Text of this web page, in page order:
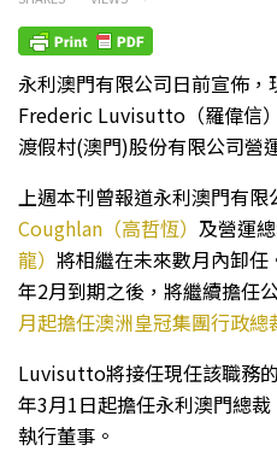
永利澳門有限公司日前宣佈
Frederic Luvisutto（羅偉信
渡假村(澳門)股份有限公司營
上週本刊曾報道永利澳門有限
Coughlan（高哲恆） 及營運
龍） 將相繼在未來數月內卸
年2月到期之後，將繼續擔任
月起擔任澳洲皇冠集團行政總
Luvisutto將接任現任該職務
年3月1日起擔任永利澳門總
執行董事。